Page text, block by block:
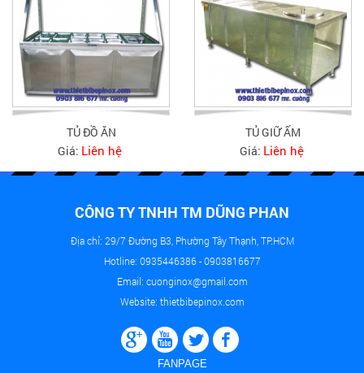
TỦ ĐỒ ĂN
Giá: Liên hệ
TỦ GIỮ ẤM
Giá: Liên hệ
CÔNG TY TNHH TM DŨNG PHAN
Địa chỉ: 29/7 Đường B3, Phường Tây Thạnh, TP.HCM
Hotline: 0935446386 - 0903816677
Email: cuonginox@gmail.com
Website: thietbibepinox.com
FANPAGE